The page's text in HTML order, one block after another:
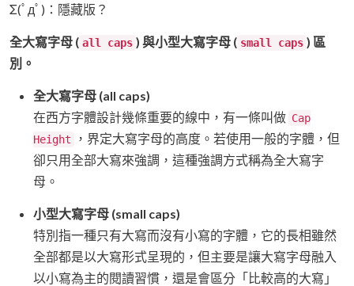
Σ(ﾟдﾟ)：隱藏版？
全大寫字母 ( all caps ) 與小型大寫字母 ( small caps ) 區
別。
全大寫字母 (all caps)
在西方字體設計幾條重要的線中，有一條叫做 Cap
Height
，界定大寫字母的高度。若使用一般的字體，但
卻只用全部大寫來強調，這種強調方式稱為全大寫字
母。
小型大寫字母 (small caps)
特別指一種只有大寫而沒有小寫的字體，它的長相雖然
全部都是以大寫形式呈現的，但主要是讓大寫字母融入
以小寫為主的閱讀習慣，還是會區分「比較高的大寫」